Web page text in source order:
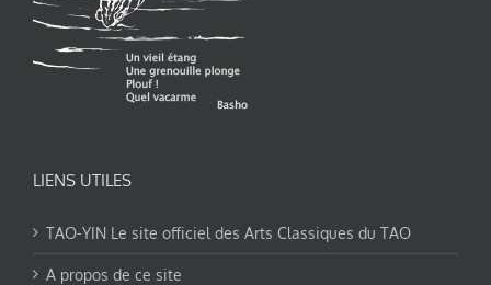
LIENS UTILES
TAO-YIN Le site officiel des Arts Classiques du TAO
A propos de ce site